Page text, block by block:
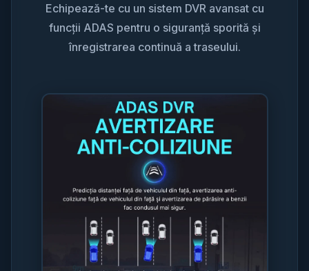
Echipează-te cu un sistem DVR avansat cu
funcții ADAS pentru o siguranță sporită și
înregistrarea continuă a traseului.